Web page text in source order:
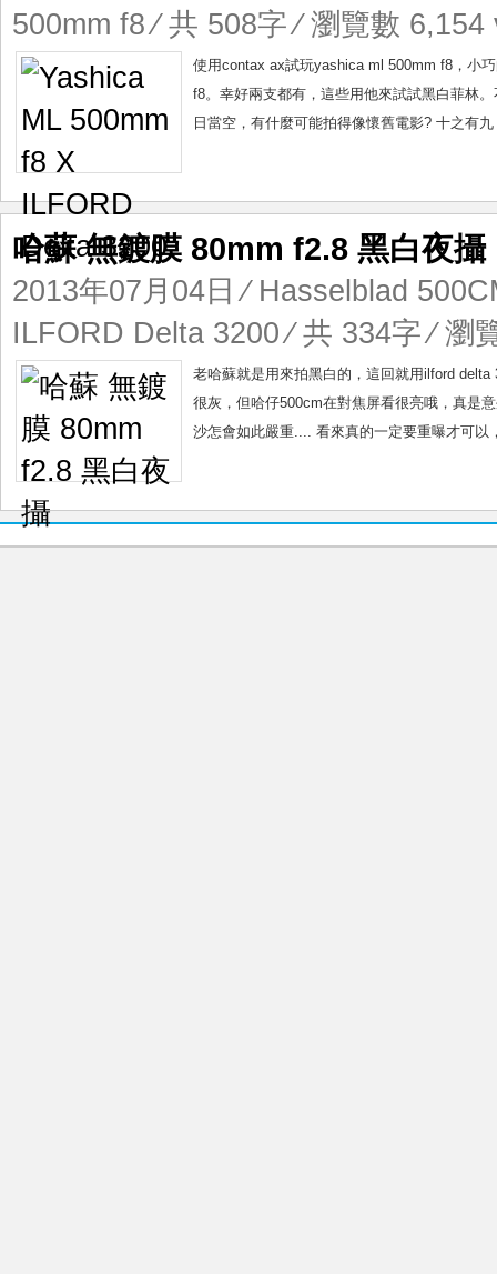
500mm f8⁄ 共 508字 ⁄ 瀏覽數
使用contax ax試玩yashica ml 500mm f8，小
f8。幸好兩支都有，這些用他來試試黑白菲林
日當空，有什麼可能拍得像懷舊電影? 十之有
哈蘇 無鍍膜 80mm f2.8 黑白夜攝
2013年07月04日 ⁄ Hasselblad
ILFORD Delta 3200⁄ 共 334字 ⁄ 瀏
老哈蘇就是用來拍黑白的，這回就用ilford
很灰，但哈仔500cm在對焦屏看很亮哦，真是
沙怎會如此嚴重.... 看來真的一定要重曝才可以